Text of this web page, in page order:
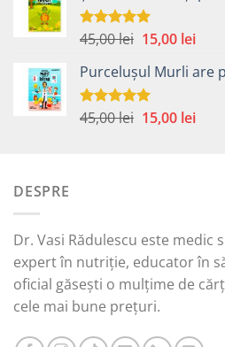
fost:
59,00 lei.
Evaluat la
45,00lei Prețul
a
fost:
45,00 lei.
15,00 leiPrețul
este:
Purcelușul Murli are
Evaluat la
45,00lei Prețul
15,00 leiPrețul
DESPRE
Dr. Vasi Rădulescu este medic
expert în nutriție, educator în
oficial găsești o mulțime de
cele mai bune prețuri.